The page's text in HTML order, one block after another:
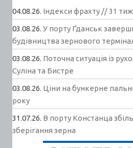
04.08.26. Індекси фрахту // 31
03.08.26. У порту Ґданськ
будівництва зернового
03.08.26. Поточна ситуація із
Суліна та Бистре
03.08.26. Ціни на бункерне
року
31.07.26. В порту Констанца
зберігання зерна